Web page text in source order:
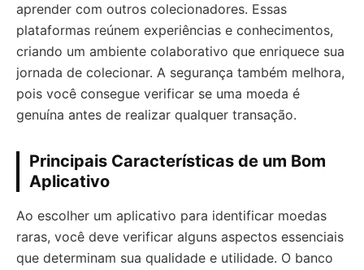
aprender com outros colecionadores. Essas
plataformas reúnem experiências e conhecimentos,
criando um ambiente colaborativo que enriquece sua
jornada de colecionar. A segurança também melhora,
pois você consegue verificar se uma moeda é
genuína antes de realizar qualquer transação.
Principais Características de um Bom
Aplicativo
Ao escolher um aplicativo para identificar moedas
raras, você deve verificar alguns aspectos essenciais
que determinam sua qualidade e utilidade. O banco